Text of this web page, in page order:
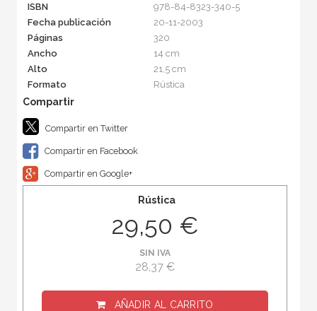
ISBN
978-84-8323-340-5
Fecha publicación
20-11-2003
Páginas
320
Ancho
14 cm
Alto
21,5 cm
Formato
Rústica
Compartir en Twitter
Compartir en Facebook
Compartir en Google+
Rústica
29,50 €
SIN IVA
28,37 €
AÑADIR AL CARRITO